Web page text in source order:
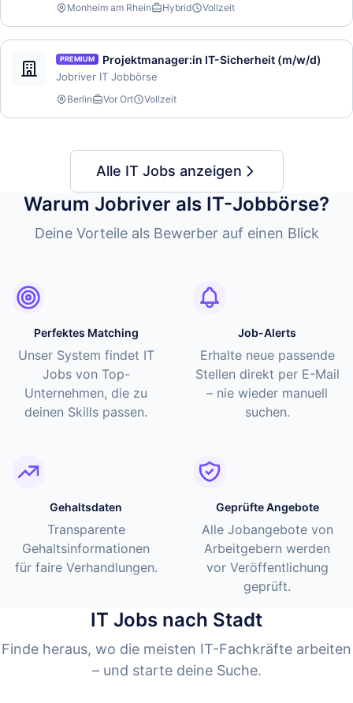
Monheim am Rhein Hybrid Vollzeit
PREMIUM Projektmanager:in IT-Sicherheit (m/w/d)
Jobriver IT Jobbörse
Berlin Vor Ort Vollzeit
Alle IT Jobs anzeigen
Warum Jobriver als IT-Jobbörse?
Deine Vorteile als Bewerber auf einen Blick
Perfektes Matching
Unser System findet IT
Jobs von Top-
Unternehmen, die zu
deinen Skills passen.
Job-Alerts
Erhalte neue passende
Stellen direkt per E-Mail
– nie wieder manuell
suchen.
Gehaltsdaten
Transparente
Gehaltsinformationen
für faire Verhandlungen.
Geprüfte Angebote
Alle Jobangebote von
Arbeitgebern werden
vor Veröffentlichung
geprüft.
IT Jobs nach Stadt
Finde heraus, wo die meisten IT-Fachkräfte arbeiten
– und starte deine Suche.